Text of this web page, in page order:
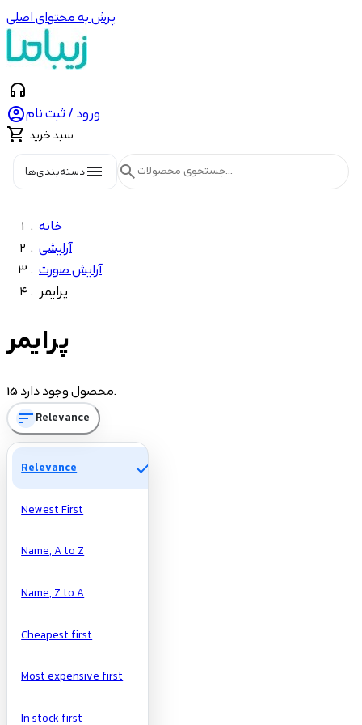
پرش به محتوای اصلی
headphones
ورود / ثبت نام
 سبد خرید
menuدسته‌بندی‌ها search
خانه
آرایشی
آرایش صورت
پرایمر
تومان
Manufacturers
پرایمر
15 محصول وجود دارد.
sortRelevance
Relevance check
Newest First
Name, A to Z
Name, Z to A
Cheapest first
Most expensive first
In stock first